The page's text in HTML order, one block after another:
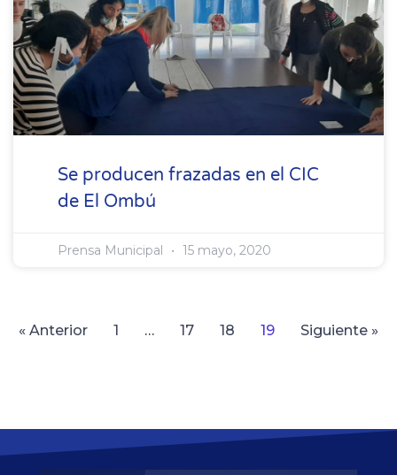
Se producen frazadas en el CIC
de El Ombú
Prensa Municipal 15 mayo, 2020
« Anterior 1 … 17 18 19 Siguiente »